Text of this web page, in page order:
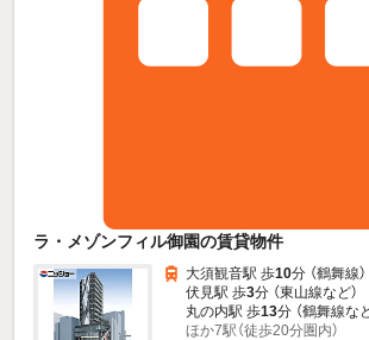
ラ・メゾンフィル御園の賃貸物件
大須観音駅 歩10分 （鶴舞線）
伏見駅 歩3分 （東山線など）
丸の内駅 歩13分 （鶴舞線な
ほか7駅（徒歩20分圏内）